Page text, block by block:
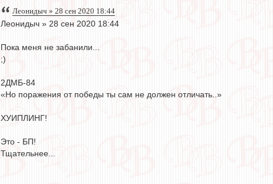
Леонидыч » 28 сен 2020 18:44
Леонидыч » 28 сен 2020 18:44
Пока меня не забанили...
;)
2ДМБ-84
«Но поражения от победы ты сам не должен отличать..»
ХУИПЛИНГ!
Это - БП!
Тщательнее...